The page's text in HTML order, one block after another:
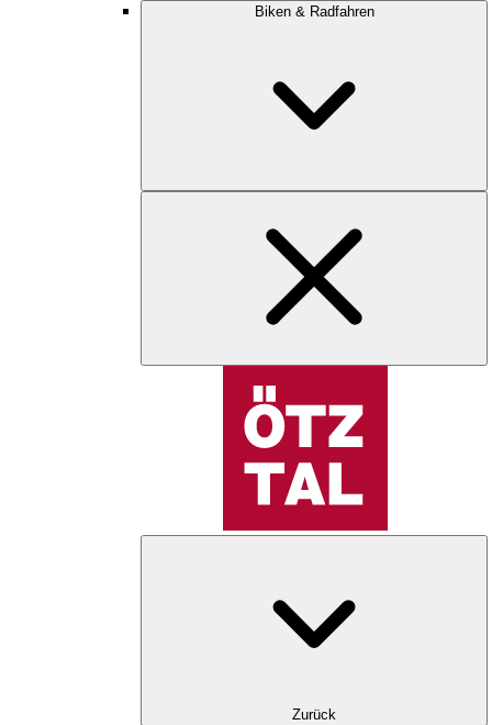
Biken & Radfahren
Zurück